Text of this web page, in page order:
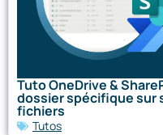
Tuto OneDrive &
dossier spécifique sur
fichiers
Tutos